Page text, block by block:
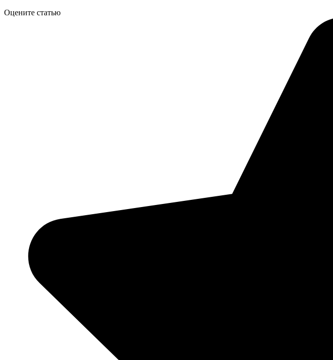
Оцените статью